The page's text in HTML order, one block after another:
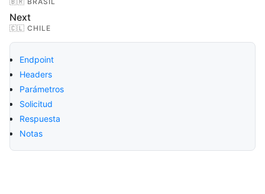
Next
🇨🇱 CHILE
Endpoint
Headers
Parámetros
Solicitud
Respuesta
Notas